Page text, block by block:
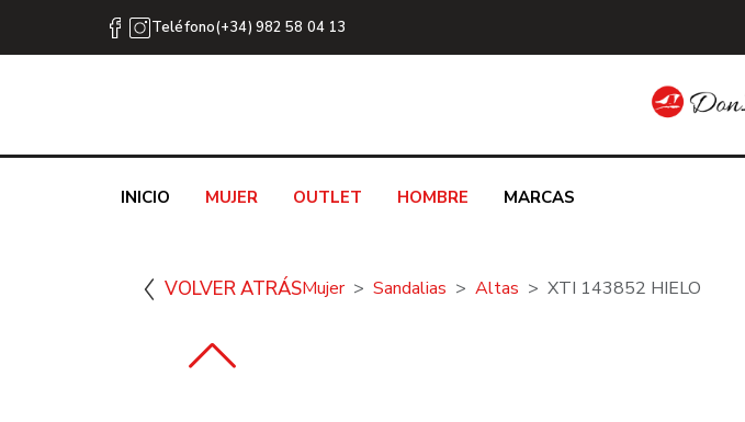
Teléfono(+34) 982 58 04 13
INICIO MUJER OUTLET HOMBRE MARCAS
VOLVER ATRÁSMujer Sandalias Altas XTI 143852 HIELO